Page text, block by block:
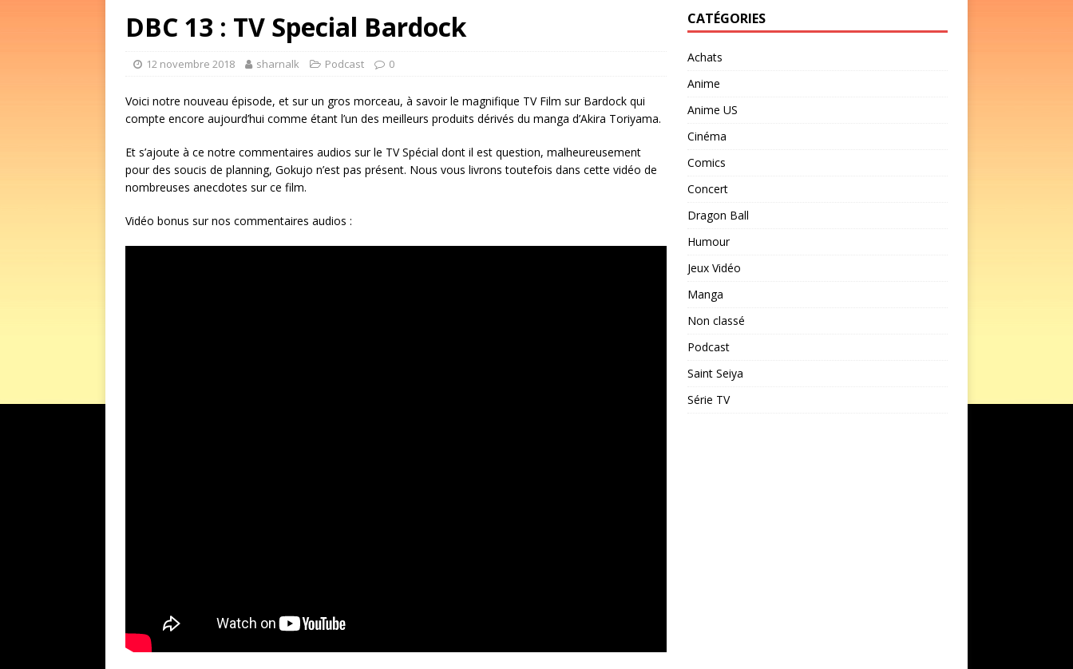
DBC 13 : TV Special Bardock
12 novembre 2018 sharnalk Podcast 0
Voici notre nouveau épisode, et sur un gros morceau, à savoir le magnifique TV Film sur Bardock qui
compte encore aujourd’hui comme étant l’un des meilleurs produits dérivés du manga d’Akira Toriyama.
Et s’ajoute à ce notre commentaires audios sur le TV Spécial dont il est question, malheureusement
pour des soucis de planning, Gokujo n’est pas présent. Nous vous livrons toutefois dans cette vidéo de
nombreuses anecdotes sur ce film.
Vidéo bonus sur nos commentaires audios :
CATÉGORIES
Achats
Anime
Anime US
Cinéma
Comics
Concert
Dragon Ball
Humour
Jeux Vidéo
Manga
Non classé
Podcast
Saint Seiya
Série TV